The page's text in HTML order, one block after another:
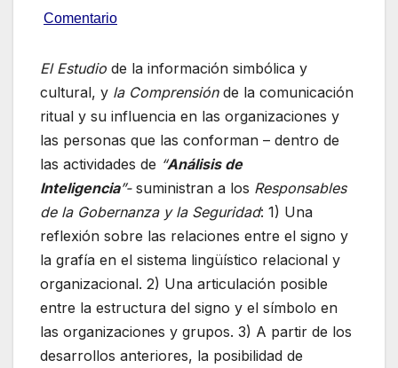
Comentario
El Estudio de la información simbólica y
cultural, y la Comprensiónde la comunicación
ritual y su influencia en las organizaciones y
las personas que las conforman – dentro de
las actividades de “Análisis de
Inteligencia”-suministran a los Responsables
de la Gobernanza y la Seguridad: 1) Una
reflexión sobre las relaciones entre el signo y
la grafía en el sistema lingüístico relacional y
organizacional. 2) Una articulación posible
entre la estructura del signo y el símbolo en
las organizaciones y grupos. 3) A partir de los
desarrollos anteriores, la posibilidad de